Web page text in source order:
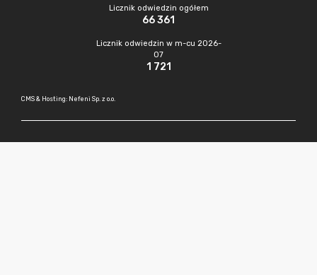
Licznik odwiedzin ogółem
66 361
Licznik odwiedzin w m-cu 2026-
07
1 721
CMS & Hosting: Nefeni Sp. z o.o.